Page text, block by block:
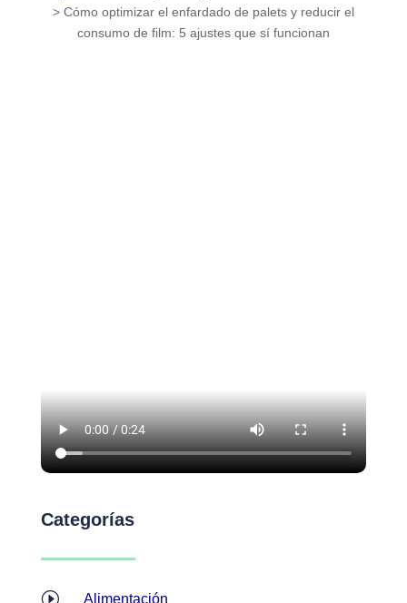
> Cómo optimizar el enfardado de palets y reducir el
consumo de film: 5 ajustes que sí funcionan
Categorías
I Alimentación